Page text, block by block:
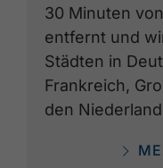
30 Minuten
entfernt und
Städten in
Frankreich,
den